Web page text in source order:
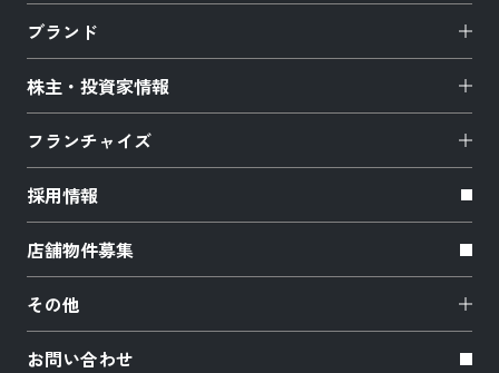
ブランド
株主・投資家情報
フランチャイズ
採用情報
店舗物件募集
その他
お問い合わせ